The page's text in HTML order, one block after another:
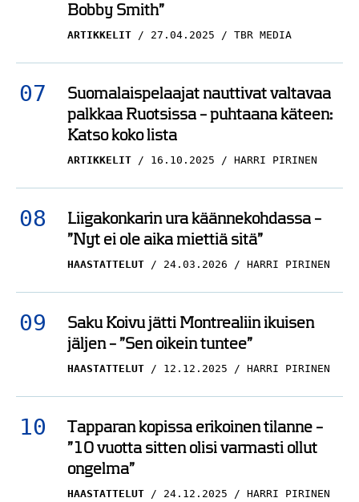
Bobby Smith”
ARTIKKELIT 27.04.2025 TBR MEDIA
Suomalaispelaajat nauttivat valtavaa
palkkaa Ruotsissa – puhtaana käteen:
Katso koko lista
ARTIKKELIT 16.10.2025 HARRI PIRINEN
Liigakonkarin ura käännekohdassa –
”Nyt ei ole aika miettiä sitä”
HAASTATTELUT 24.03.2026 HARRI PIRINEN
Saku Koivu jätti Montrealiin ikuisen
jäljen – ”Sen oikein tuntee”
HAASTATTELUT 12.12.2025 HARRI PIRINEN
Tapparan kopissa erikoinen tilanne –
”10 vuotta sitten olisi varmasti ollut
ongelma”
HAASTATTELUT 24.12.2025 HARRI PIRINEN